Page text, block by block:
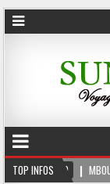
TOP INFOS
: LES GENDARMES